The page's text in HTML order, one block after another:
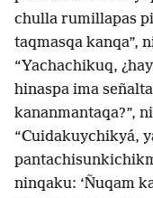
chulla rumillapas
taqmasqa kanqa”,
“Yachachikuq,
hinaspa ima
kananmantaqa?”,
“Cuidakuychikyá,
ninqaku: ‘Ñuqam